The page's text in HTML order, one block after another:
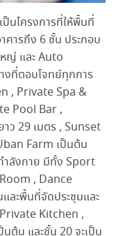
นโครงการที่ให้พื้นที่
ารถึง 6 ชั้น ประกอบ
ญ่ และ Auto
ที่ตอบโจทย์ทุกการ
, Private Spa &
Pool Bar ,
ว 29 เมตร , Sunset
Farm เป็นต้น
ำลังกาย มีทั้ง Sport
, Dance
ละพื้นที่จัดประชุมและ
Kitchen ,
ต้น และชั้น 20 จะเป็น